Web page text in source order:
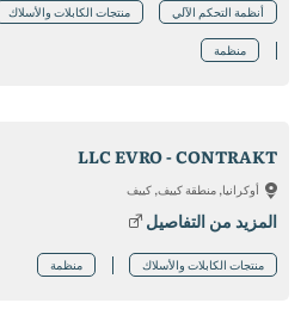
أنظمة التحكم الآلي منتجات الكابلات والأسلاك
منظمة
LLC EVRO - CONTRAKT
أوكرانيا, منطقة كييف, كييف
المزيد من التفاصيل
منتجات الكابلات والأسلاك منظمة